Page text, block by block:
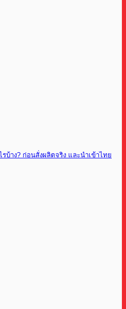
บ้าง? ก่อนสั่งผลิตจริง และนำเข้าไทย